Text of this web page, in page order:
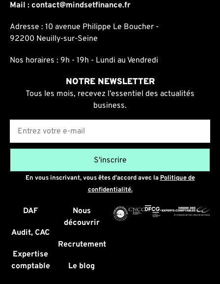
Mail : contact@mindsetfinance.fr
Adresse : 10 avenue Philippe Le Boucher -
92200 Neuilly-sur-Seine
Nos horaires : 9h - 19h - Lundi au Vendredi
NOTRE NEWSLETTER
Tous les mois, recevez l’essentiel des actualités
business.
S'inscrire
En vous inscrivant, vous êtes d’accord avec la Politique de
confidentialité.
DAF
Audit, CAC
Expertise
comptable
Nous
découvrir
Recrutement
Le blog